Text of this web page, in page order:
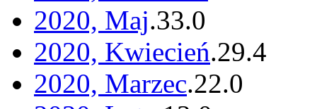
2020, Maj.33.0
2020, Kwiecień.29.4
2020, Marzec.22.0